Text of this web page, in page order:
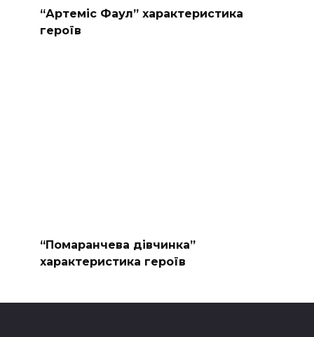
“Артеміс Фаул” характеристика
героїв
“Помаранчева дівчинка”
характеристика героїв